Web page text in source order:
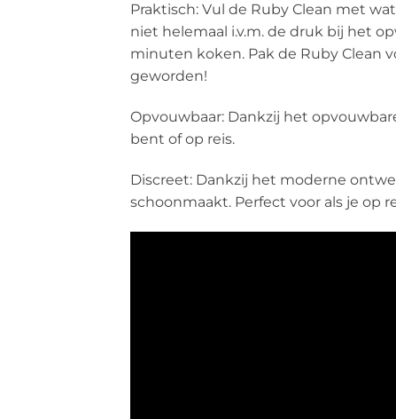
Praktisch: Vul de Ruby Clean met
niet helemaal i.v.m. de druk bij het
minuten koken. Pak de Ruby Clean
geworden!
Opvouwbaar: Dankzij het
bent of op reis.
Discreet: Dankzij het moderne
schoonmaakt. Perfect voor als je op